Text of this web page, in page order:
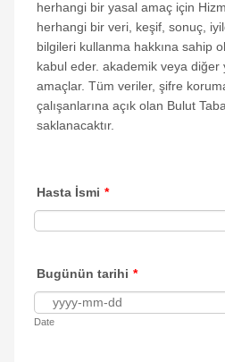
herhangi bir yasal amaç için
herhangi bir veri, keşif, sonuç,
bilgileri kullanma hakkına sahip
kabul eder. akademik veya diğer
amaçlar. Tüm veriler, şifre
çalışanlarına açık olan Bulut
saklanacaktır.
Hasta İsmi *
Bugünün tarihi *
Date